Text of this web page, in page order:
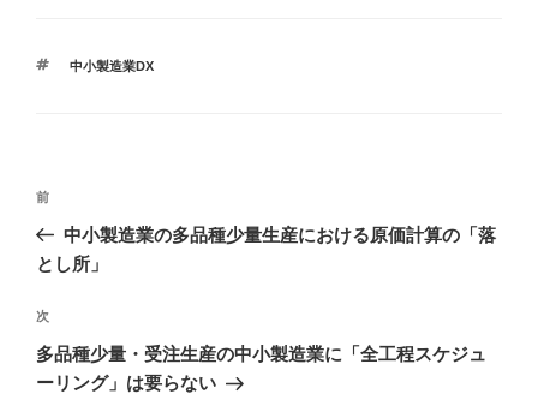
タ
中小製造業DX
投
ナ
ゲ
ー
シ
前
の
投
前
中小製造業の多品種少量生産における原価計算の「落
とし所」
次
の
次
多品種少量・受注生産の中小製造業に「全工程スケジュ
ーリング」は要らない